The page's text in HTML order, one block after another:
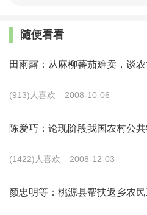
师，还有元代画家黄公望。他
绕、心驰神往，坚持提出要把
么美好？具体而言，农业是不
随便看看
田雨露：从麻柳蕃茄难卖，谈
(913)人喜欢 2008-10-06
陈爱巧：论现阶段我国农村公
(1422)人喜欢 2008-12-03
颜忠明等：桃源县帮扶返乡农